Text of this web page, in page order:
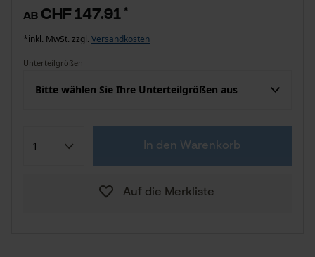
ab CHF 147.91 *
*inkl. MwSt. zzgl. Versandkosten
Unterteilgrößen
Bitte wählen Sie Ihre Unterteilgrößen aus
In den Warenkorb
Auf die Merkliste